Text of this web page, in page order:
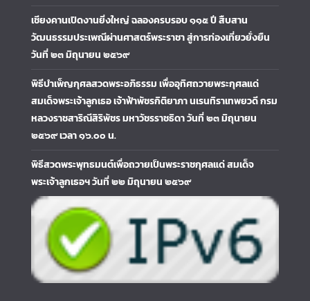
เชียงคานเปิดงานยิ่งใหญ่ ฉลองครบรอบ ๑๑๕ ปี สืบสาน
วัฒนธรรมประเพณีผ่านศาสตร์พระราชา สู่การท่องเที่ยวยั่งยืน
วันที่ ๒๓ มิถุนายน ๒๕๖๙
พิธีบำเพ็ญกุศลสวดพระอภิธรรม เพื่ออุทิศถวายพระกุศลแด่
สมเด็จพระเจ้าลูกเธอ เจ้าฟ้าพัชรกิติยาภา นเรนทิราเทพยวดี กรม
หลวงราชสาริณีสิริพัชร มหาวัชรราชธิดา วันที่ ๒๓ มิถุนายน
๒๕๖๙ เวลา ๑๖.๐๐ น.
พิธีสวดพระพุทธมนต์เพื่อถวายเป็นพระราชกุศลแด่ สมเด็จ
พระเจ้าลูกเธอฯ วันที่ ๒๒ มิถุนายน ๒๕๖๙